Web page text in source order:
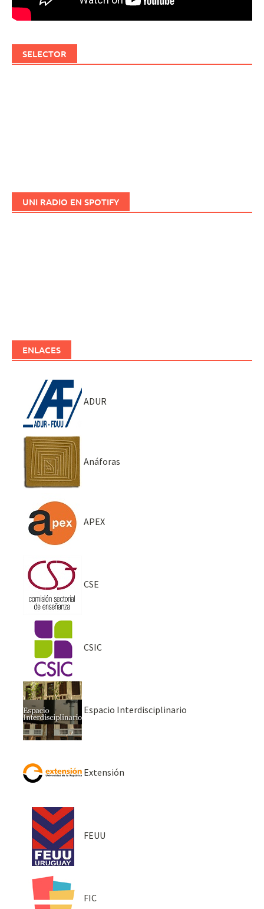
SELECTOR
UNI RADIO EN SPOTIFY
ENLACES
ADUR
Anáforas
APEX
CSE
CSIC
Espacio Interdisciplinario
Extensión
FEUU
FIC